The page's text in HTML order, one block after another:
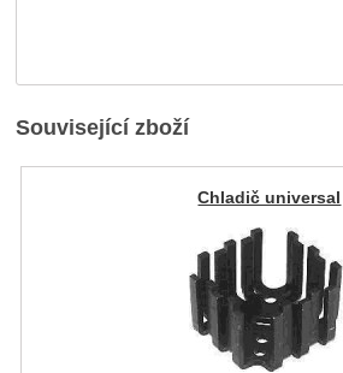
Související zboží
Chladič universal